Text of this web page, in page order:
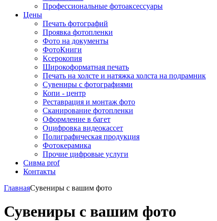
Профессиональные фотоаксессуары
Цены
Печать фотографий
Проявка фотопленки
Фото на документы
ФотоКниги
Ксерокопия
Широкоформатная печать
Печать на холсте и натяжка холста на подрамник
Сувениры с фотографиями
Копи - центр
Реставрация и монтаж фото
Сканирование фотопленки
Оформление в багет
Оцифровка видеокассет
Полиграфическая продукция
Фотокерамика
Прочие цифровые услуги
Сивма prof
Контакты
ГлавнаяСувениры с вашим фото
Сувениры с вашим фото